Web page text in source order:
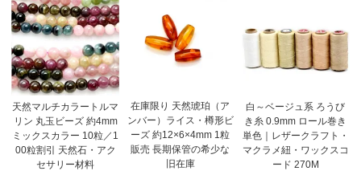
天然マルチカラートルマ
リン 丸玉ビーズ 約4mm
ミックスカラー 10粒／1
00粒割引 天然石・アク
セサリー材料
在庫限り 天然琥珀（ア
ンバー）ライス・樽形ビ
ーズ 約12×6×4mm 1粒
販売 長期保管の希少な
旧在庫
白～ベージュ系 ろうび
き糸 0.9mm ロール巻き
単色｜レザークラフト・
マクラメ紐・ワックスコ
ード 270M